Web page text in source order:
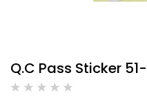
Q.C Pass Sticker